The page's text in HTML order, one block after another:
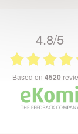
4.8/5
based on 4520